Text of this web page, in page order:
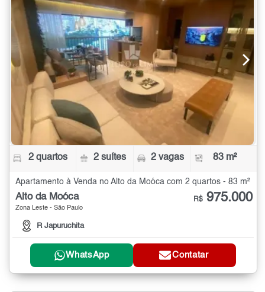
2 quartos 2 suítes 2 vagas 83 m²
Apartamento à Venda no Alto da Moóca com 2 quartos - 83 m²
Alto da Moóca
Zona Leste - São Paulo
R Japuruchita
R$ 975.000
WhatsApp Contatar